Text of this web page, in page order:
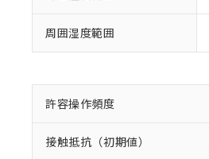
周囲湿度範囲
許容操作頻度
接触抵抗（初期値）